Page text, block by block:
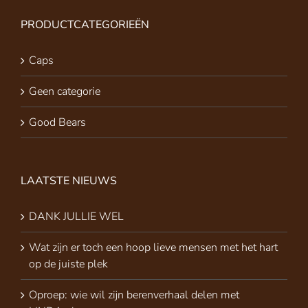
PRODUCTCATEGORIEËN
Caps
Geen categorie
Good Bears
LAATSTE NIEUWS
DANK JULLIE WEL
Wat zijn er toch een hoop lieve mensen met het hart
op de juiste plek
Oproep: wie wil zijn berenverhaal delen met